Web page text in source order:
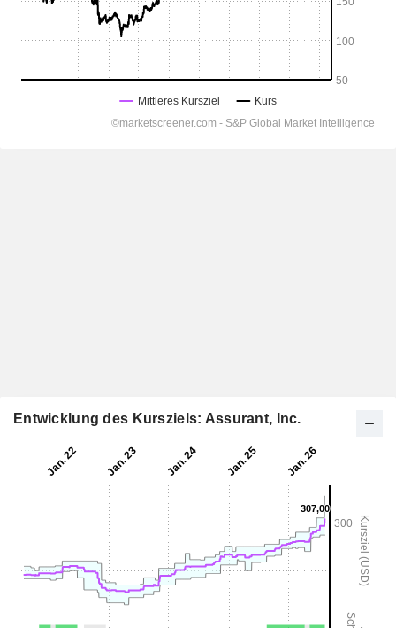
Entwicklung des Kursziels: Assurant, Inc.